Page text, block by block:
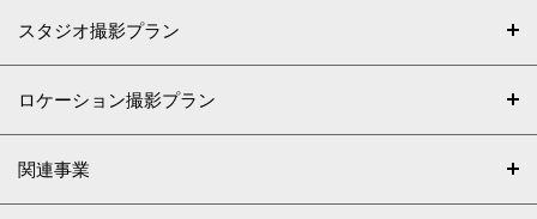
スタジオ撮影プラン
ロケーション撮影プラン
関連事業